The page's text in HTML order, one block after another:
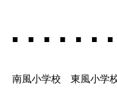
■ ■ ■ ■ ■ ■
南風小学校 東風小学